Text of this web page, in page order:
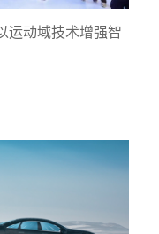
运动域技术增强智